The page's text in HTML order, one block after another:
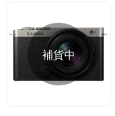
補貨中